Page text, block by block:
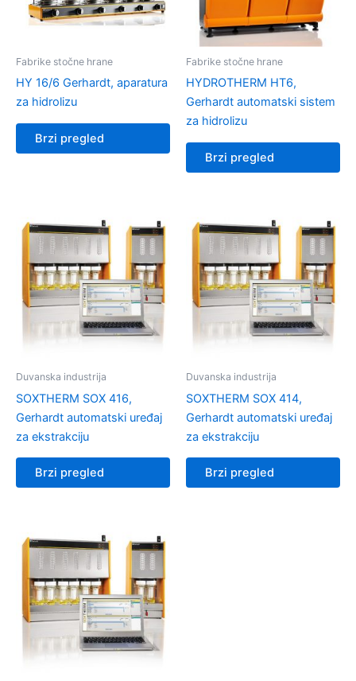
Fabrike stočne hrane
HY 16/6 Gerhardt, aparatura
za hidrolizu
Brzi pregled
Fabrike stočne hrane
HYDROTHERM HT6,
Gerhardt automatski sistem
za hidrolizu
Brzi pregled
Duvanska industrija
SOXTHERM SOX 416,
Gerhardt automatski uređaj
za ekstrakciju
Brzi pregled
Duvanska industrija
SOXTHERM SOX 414,
Gerhardt automatski uređaj
za ekstrakciju
Brzi pregled